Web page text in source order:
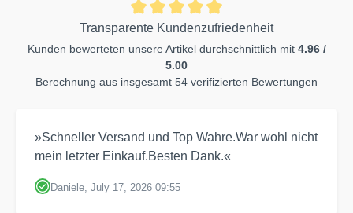
Transparente Kundenzufriedenheit
Kunden bewerteten unsere Artikel durchschnittlich mit 4.96 /
5.00
Berechnung aus insgesamt 54 verifizierten Bewertungen
»Schneller Versand und Top Wahre.War wohl nicht
mein letzter Einkauf.Besten Dank.«
Daniele, July 17, 2026 09:55